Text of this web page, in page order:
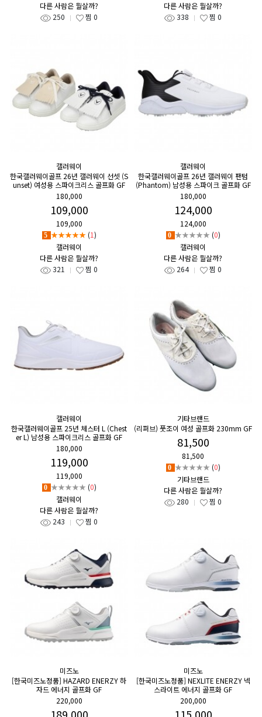
다른 사람은 뭘살까?
250
찜 0
다른 사람은 뭘살까?
338
찜 0
캘러웨이
한국캘러웨이골프 26년 캘러웨이 선셋 (S
unset) 여성용 스파이크리스 골프화 GF
180,000
109,000
109,000
5 ★★★★★ (1)
캘러웨이
다른 사람은 뭘살까?
321
찜 0
캘러웨이
한국캘러웨이골프 26년 캘러웨이 팬텀
(Phantom) 남성용 스파이크 골프화 GF
180,000
124,000
124,000
0 ★★★★★ (0)
캘러웨이
다른 사람은 뭘살까?
264
찜 0
캘러웨이
한국캘러웨이골프 25년 체스터 L (Chest
er L) 남성용 스파이크리스 골프화 GF
180,000
119,000
119,000
0 ★★★★★ (0)
캘러웨이
다른 사람은 뭘살까?
243
찜 0
기타브랜드
(리퍼브) 풋조이 여성 골프화 230mm GF
81,500
81,500
0 ★★★★★ (0)
기타브랜드
다른 사람은 뭘살까?
280
찜 0
미즈노
[한국미즈노정품] HAZARD ENERZY 하
자드 에너지 골프화 GF
220,000
미즈노
[한국미즈노정품] NEXLITE ENERZY 넥
스라이트 에너지 골프화 GF
200,000